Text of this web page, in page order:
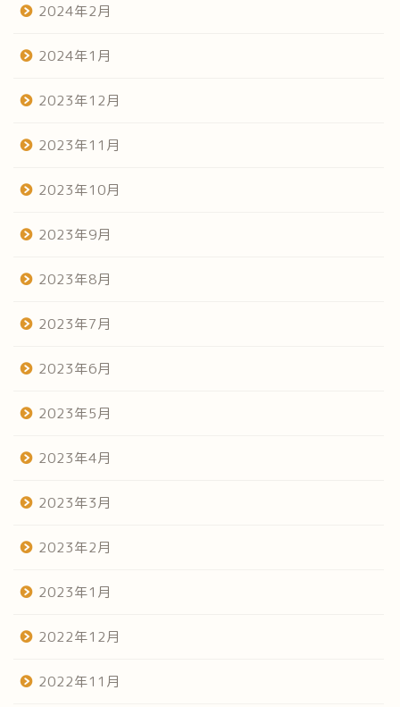
2024年2月
2024年1月
2023年12月
2023年11月
2023年10月
2023年9月
2023年8月
2023年7月
2023年6月
2023年5月
2023年4月
2023年3月
2023年2月
2023年1月
2022年12月
2022年11月